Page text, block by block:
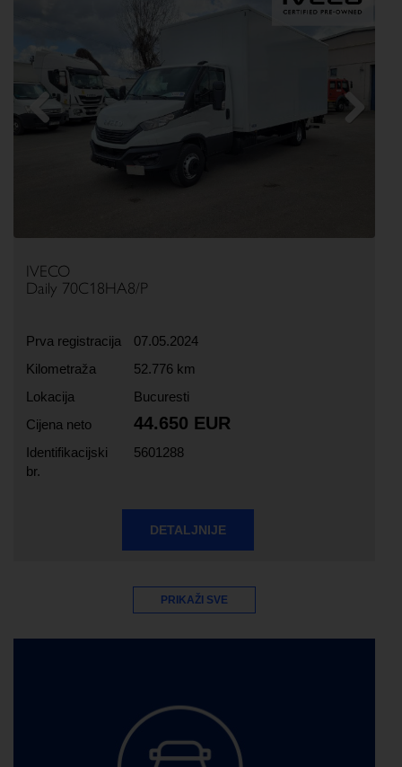
Previous
IVECO
Daily 70C18HA8/P
Prva registracija
07.05.2024
Kilometraža
52.776 km
Lokacija
Bucuresti
Cijena neto
44.650 EUR
Identifikacijski
br.
5601288
DETALJNIJE
PRIKAŽI SVE